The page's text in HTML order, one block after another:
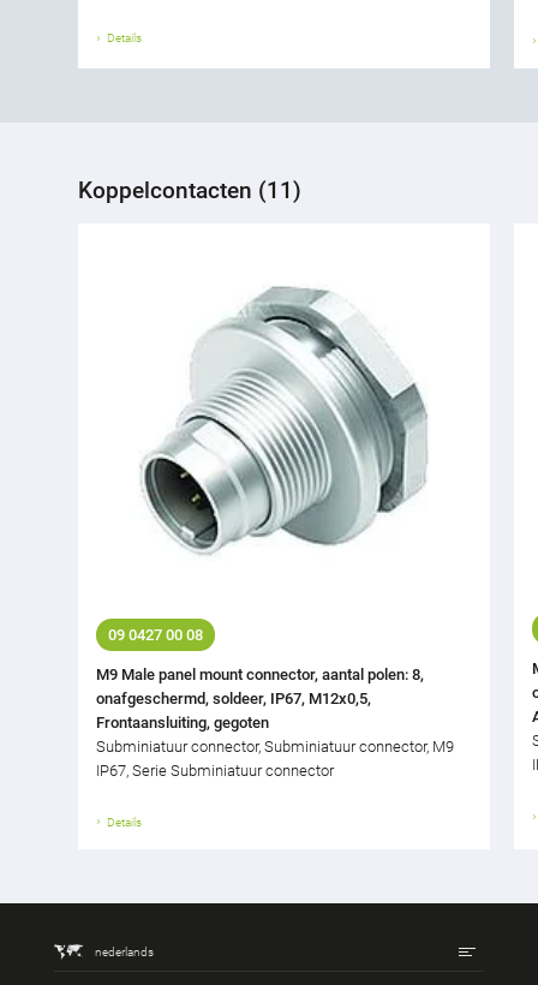
Details
Koppelcontacten (11)
09 0427 00 08
M9 Male panel mount connector, aantal polen: 8,
onafgeschermd, soldeer, IP67, M12x0,5,
Frontaansluiting, gegoten
Subminiatuur connector, Subminiatuur connector, M9
IP67, Serie Subminiatuur connector
Details
nederlands